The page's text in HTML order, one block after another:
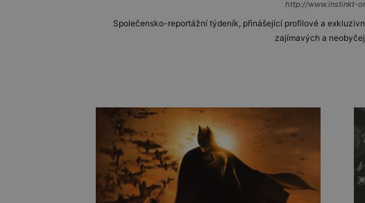
http://www.instinkt-
Společensko-reportážní týdeník, přinášející profilové a
zajímavých a